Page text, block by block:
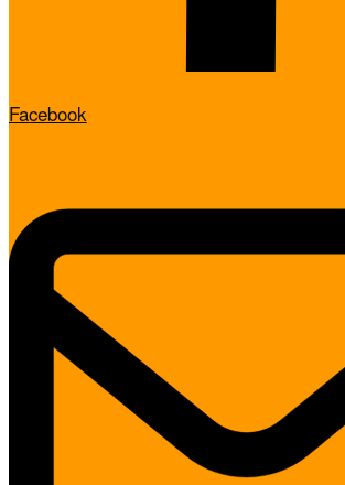
Facebook